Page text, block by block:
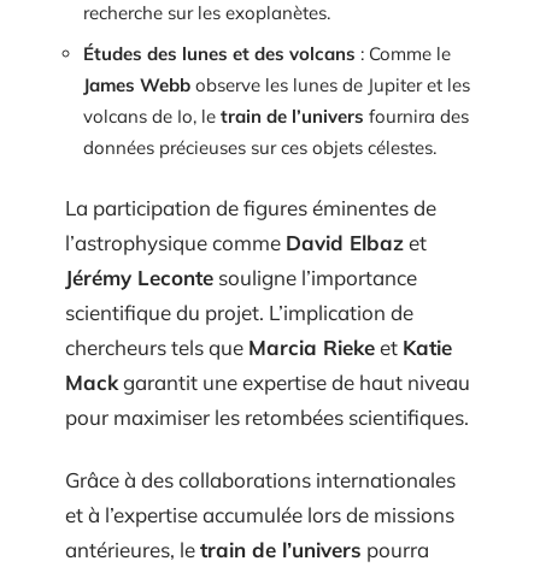
recherche sur les exoplanètes.
Études des lunes et des volcans : Comme le
James Webb observe les lunes de Jupiter et les
volcans de Io, le train de l’univers fournira des
données précieuses sur ces objets célestes.
La participation de figures éminentes de
l’astrophysique comme David Elbazet
Jérémy Leconte souligne l’importance
scientifique du projet. L’implication de
chercheurs tels que Marcia Riekeet Katie
Mackgarantit une expertise de haut niveau
pour maximiser les retombées scientifiques.
Grâce à des collaborations internationales
et à l’expertise accumulée lors de missions
antérieures, letrain de l’univers pourra